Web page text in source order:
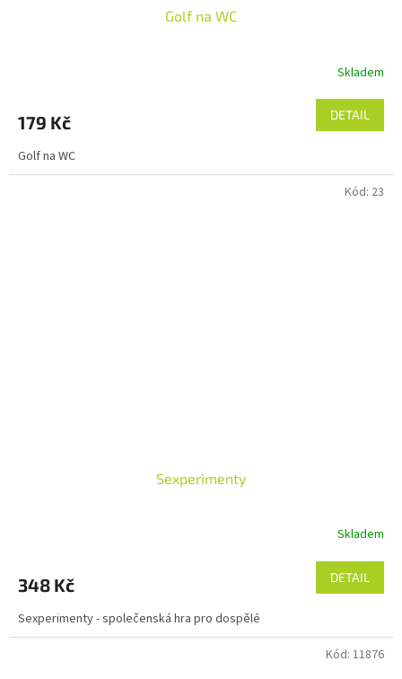
Golf na WC
Skladem
179 Kč DETAIL
Golf na WC
Sexperimenty
Skladem
348 Kč DETAIL
Sexperimenty - společenská hra pro dospělé
Kód: 23
Kód: 11876